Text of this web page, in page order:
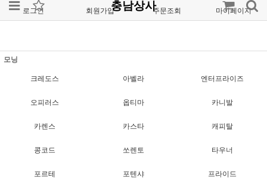
로그인 회원가입 주문조회 마이페이지
충남상사
모닝
크레도스 아벨라 엔터프라이즈
오피러스 옵티마 카니발
카렌스 카스타 캐피탈
콩코드 쏘렌토 타우너
포르테 포텐샤 프라이드